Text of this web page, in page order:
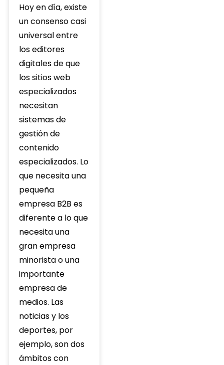
Hoy en día, existe
un consenso casi
universal entre
los editores
digitales de que
los sitios web
especializados
necesitan
sistemas de
gestión de
contenido
especializados. Lo
que necesita una
pequeña
empresa B2B es
diferente a lo que
necesita una
gran empresa
minorista o una
importante
empresa de
medios. Las
noticias y los
deportes, por
ejemplo, son dos
ámbitos con